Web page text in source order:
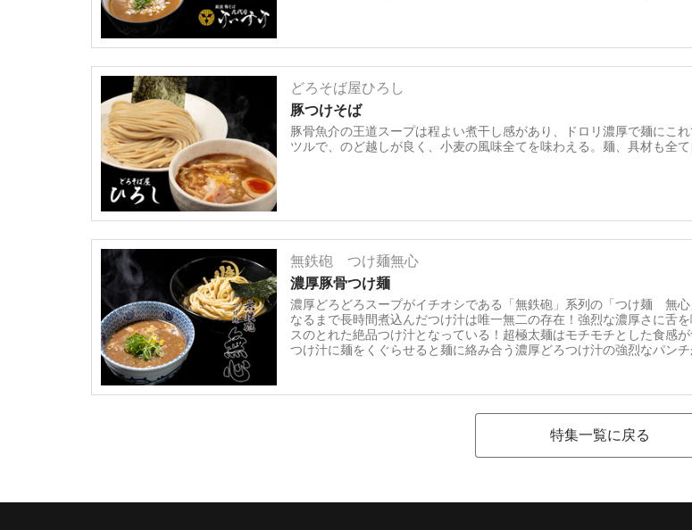
どろそば屋ひろし
豚つけそば
豚骨魚介の王道スープは程よい煮干し感があり、ドロリ濃厚で麺にこ
ツルで、のど越しが良く、小麦の風味全てを味わえる。麺、具材も全
無鉄砲 つけ麺無心
濃厚豚骨つけ麺
濃厚どろどろスープがイチオシである「無鉄砲」系列の「つけ麺 無
なるまで長時間煮込んだつけ汁は唯一無二の存在！強烈な濃厚さに舌
スのとれた絶品つけ汁となっている！超極太麺はモチモチとした食感
つけ汁に麺をくぐらせると麺に絡み合う濃厚どろつけ汁の強烈なパン
特集一覧に戻る